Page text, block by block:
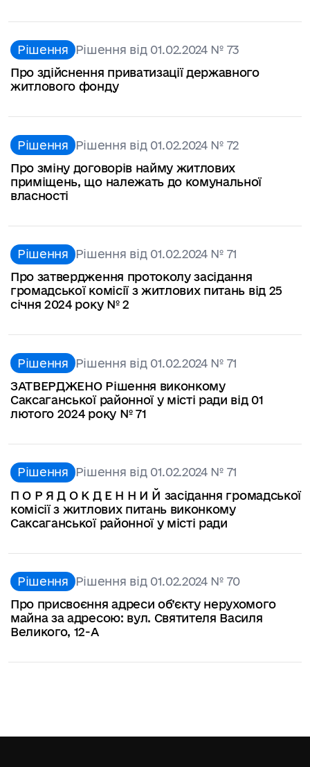
Рішення Рішення від 01.02.2024 № 73
Про здійснення приватизації державного
житлового фонду
Рішення Рішення від 01.02.2024 № 72
Про зміну договорів найму житлових
приміщень, що належать до комунальної
власності
Рішення Рішення від 01.02.2024 № 71
Про затвердження протоколу засідання
громадської комісії з житлових питань від 25
січня 2024 року № 2
Рішення Рішення від 01.02.2024 № 71
ЗАТВЕРДЖЕНО Рішення виконкому
Саксаганської районної у місті ради від 01
лютого 2024 року № 71
Рішення Рішення від 01.02.2024 № 71
П О Р Я Д О К Д Е Н Н И Й засідання громадської
комісії з житлових питань виконкому
Саксаганської районної у місті ради
Рішення Рішення від 01.02.2024 № 70
Про присвоєння адреси об’єкту нерухомого
майна за адресою: вул. Святителя Василя
Великого, 12-А